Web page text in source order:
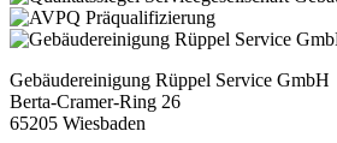
Gebäudereinigung Rüppel Service GmbH
Berta-Cramer-Ring 26
65205 Wiesbaden